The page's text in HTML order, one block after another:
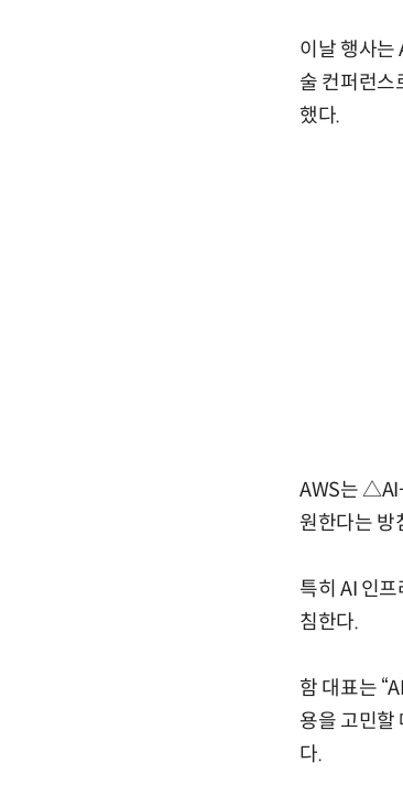
이날 행사는
술 컨퍼런스
했다.
AWS는
원한다는 방
특히 AI 인
침한다.
함 대표는
용을 고민할
다.